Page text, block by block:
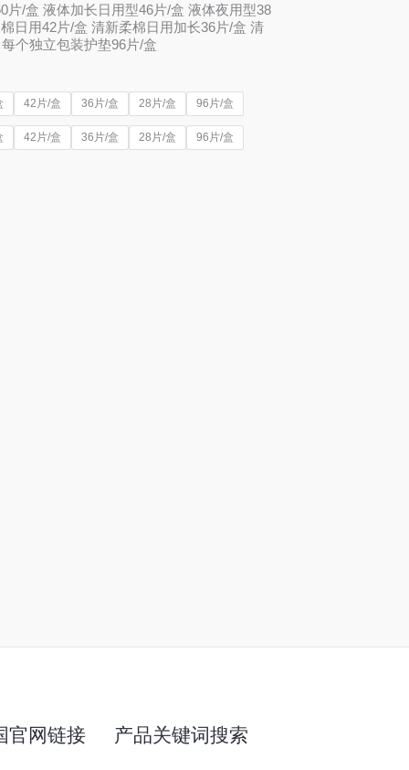
/盒 液体加长日用型46片/盒 液体夜用型38
日用42片/盒 清新柔棉日用加长36片/盒 清
个独立包装护垫96片/盒
42片/盒 36片/盒 28片/盒 96片/盒
42片/盒 36片/盒 28片/盒 96片/盒
官网链接 产品关键词搜索